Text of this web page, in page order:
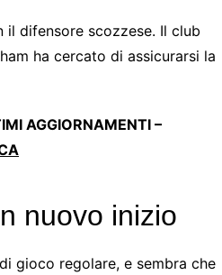
il difensore scozzese. Il club
ha cercato di assicurarsi la
AGGIORNAMENTI –
nuovo inizio
gioco regolare, e sembra che